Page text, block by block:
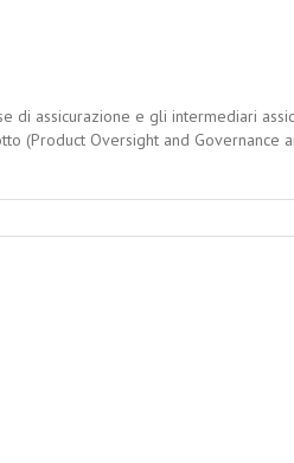
di assicurazione e gli intermediari
Oversight and Governance